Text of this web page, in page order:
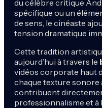
du célèbre critique
spécifique ou un
de sens, le cinéaste
tension dramatique
Cette tradition
aujourd’hui à travers le
vidéos corporate haut
chaque texture sonore
contribuent
professionnalisme et à